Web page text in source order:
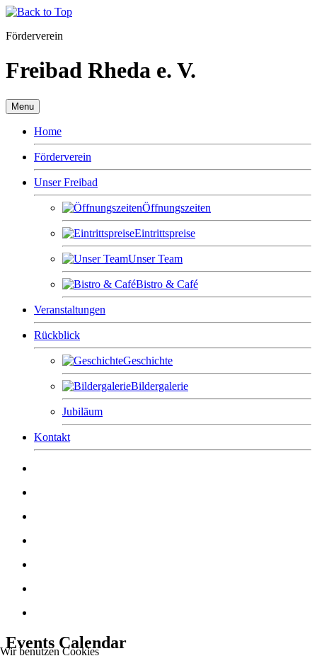
Förderverein
Freibad Rheda e. V.
Menu
Home
Förderverein
Unser Freibad
Öffnungszeiten
Eintrittspreise
Unser Team
Bistro & Café
Veranstaltungen
Rückblick
Geschichte
Bildergalerie
Jubiläum
Kontakt
Events Calendar
Wir benutzen Cookies